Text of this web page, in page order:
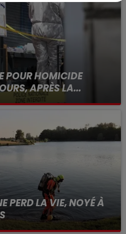
POUR HOMICIDE
APRÈS LA...
le logement servait
PERD LA VIE, NOYÉ À